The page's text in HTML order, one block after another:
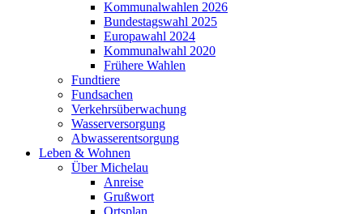
Kommunalwahlen 2026
Bundestagswahl 2025
Europawahl 2024
Kommunalwahl 2020
Frühere Wahlen
Fundtiere
Fundsachen
Verkehrsüberwachung
Wasserversorgung
Abwasserentsorgung
Leben & Wohnen
Über Michelau
Anreise
Grußwort
Ortsplan